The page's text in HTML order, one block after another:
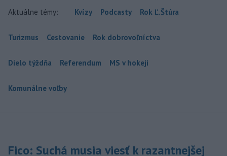
Aktuálne témy: Kvízy Podcasty Rok Ľ.Štúra
Turizmus Cestovanie Rok dobrovoľníctva
Dielo týždňa Referendum MS v hokeji
Komunálne voľby
Fico: Suchá musia viesť k razantnejšej